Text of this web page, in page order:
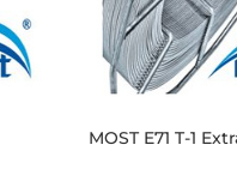
MOST E71 T-1